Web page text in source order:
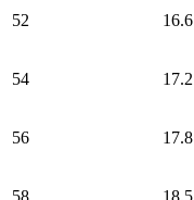
52 16.6
54 17.2
56 17.8